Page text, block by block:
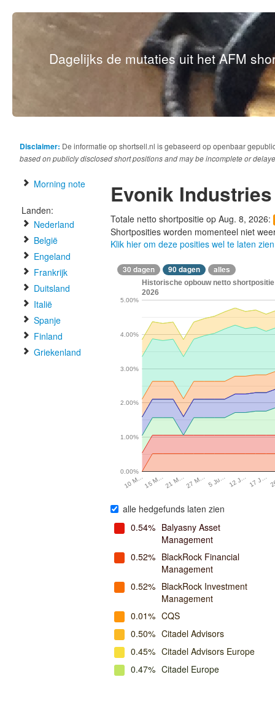
Dagelijks de mutaties uit het AFM
Disclaimer: De informatie op shortsell.nl is gebaseerd op openbaar
based on publicly disclosed short positions and may be incomplete or
Morning note
Landen:
Nederland
België
Engeland
Frankrijk
Duitsland
Italië
Spanje
Finland
Griekenland
Evonik Industries
Totale netto shortpositie op Aug. 8, 2026:
Shortposities worden momenteel niet
Klik hier om deze posities wel te laten zien
30 dagen 90 dagen alles
Historische opbouw netto
2026
10 M…15 M…21 M…27 M… 5 Ju… 12 J… 17 J…
0.00%
1.00%
2.00%
3.00%
4.00%
5.00%
alle hedgefunds laten zien
0.54% Balyasny Asset
Management
0.52% BlackRock Financial
Management
0.52% BlackRock Investment
Management
0.01% CQS
0.50% Citadel Advisors
0.45% Citadel Advisors Europe
0.47% Citadel Europe